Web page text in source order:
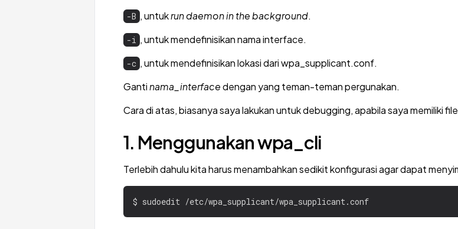
-B , untukrun daemon in the background.
-i , untuk mendefinisikan nama interface.
-c , untuk mendefinisikan lokasi dari wpa_supplicant.conf.
Gantinama_interfacedengan yang teman-teman pergunakan.
Cara di atas, biasanya saya lakukan untuk debugging, apabila saya memiliki
1. Menggunakan wpa_cli
Terlebih dahulu kita harus menambahkan sedikit konfigurasi agar dapat